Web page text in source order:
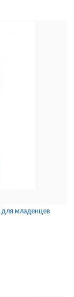
для младенцев